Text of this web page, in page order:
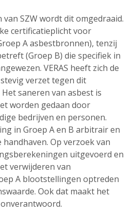
SZW wordt dit omgedraaid.
certificatieplicht voor
A asbestbronnen), tenzij
(Groep B) die specifiek in
VERAS heeft zich de
verzet tegen dit
saneren van asbest is
worden gedaan door
bedrijven en personen.
in Groep A en B arbitrair en
Op verzoek van
uitgevoerd en
verwijderen van
A blootstellingen optreden
Ook dat maakt het